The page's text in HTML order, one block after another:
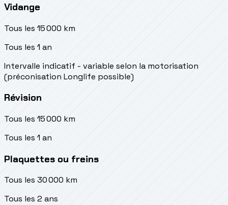
Vidange
Tous les 15 000 km
Tous les 1 an
Intervalle indicatif - variable selon la motorisation
(préconisation Longlife possible)
Révision
Tous les 15 000 km
Tous les 1 an
Plaquettes ou freins
Tous les 30 000 km
Tous les 2 ans